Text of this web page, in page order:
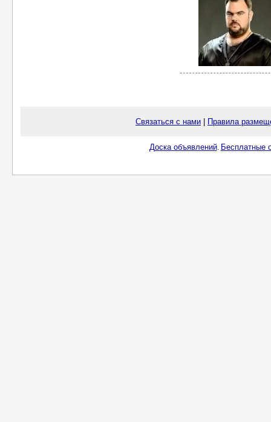
Связаться с нами Правила
Доска объявлений. Бесплатные